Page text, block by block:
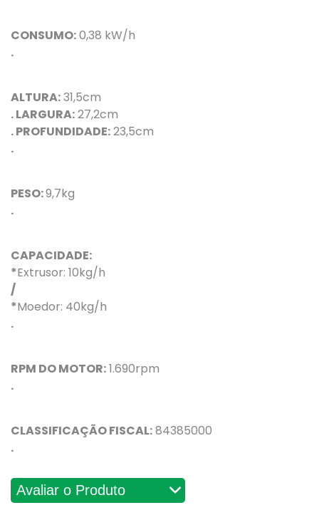
CONSUMO:0,38 kW/h
.
ALTURA:31,5cm
. LARGURA:27,2cm
. PROFUNDIDADE:23,5cm
.
PESO:9,7kg
.
CAPACIDADE:
*Extrusor: 10kg/h
/
*Moedor: 40kg/h
.
RPM DO MOTOR:1.690rpm
.
CLASSIFICAÇÃO FISCAL:84385000
.
Avaliações